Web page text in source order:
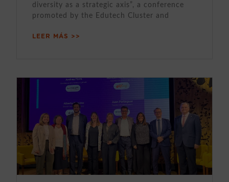
diversity as a strategic axis”, a conference
promoted by the Edutech Cluster and
LEER MÁS >>